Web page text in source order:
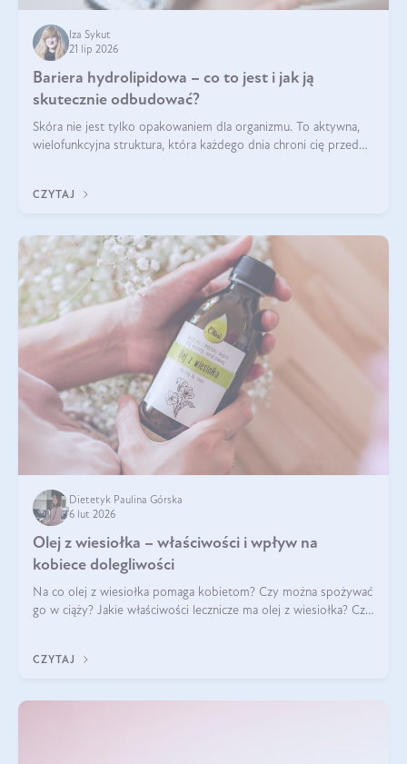
Iza Sykut
21 lip 2026
Bariera hydrolipidowa – co to jest i jak ją
skutecznie odbudować?
Skóra nie jest tylko opakowaniem dla organizmu. To aktywna,
wielofunkcyjna struktura, która każdego dnia chroni cię przed
bariera hydrolipidowa.
CZYTAJ
Dietetyk Paulina Górska
6 lut 2026
Olej z wiesiołka – właściwości i wpływ na
kobiece dolegliwości
Na co olej z wiesiołka pomaga kobietom? Czy można spożywać
go w ciąży? Jakie właściwości lecznicze ma olej z wiesiołka? Czy
CZYTAJ